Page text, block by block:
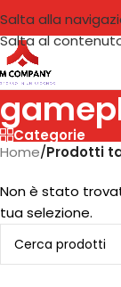
Salta alla
Salta al
Categorie
Home/Prodotti
Non è stato
tua selezione.